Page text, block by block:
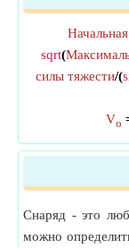
sqrt(
силы тяжести/(
Vo
Снаряд - это
можно